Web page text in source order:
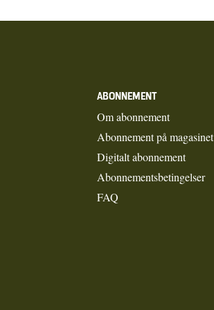
ABONNEMENT
Om abonnement
Abonnement på magasinet
Digitalt abonnement
Abonnementsbetingelser
FAQ